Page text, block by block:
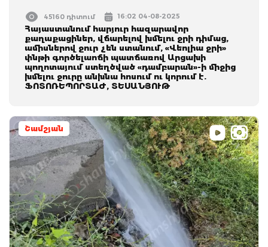
45160 դիտում 16:02 04-08-2025
Հայաստանում հարյուր հազարավոր
քաղաքացիներ, վճարելով խմելու ջրի դիմաց,
ամիսներով ջուր չեն ստանում, «Վեոլիա ջրի»
փնթի գործելաոճի պատճառով Արցախի
պողոտայում ստեղծված «դամբարան»-ի միջից
խմելու ջուրը անխնա հոսում ու կորում է.
ՖՈՏՈՌԵՊՈՐՏԱԺ, ՏԵՍԱՆՅՈՒԹ
Շամշյան